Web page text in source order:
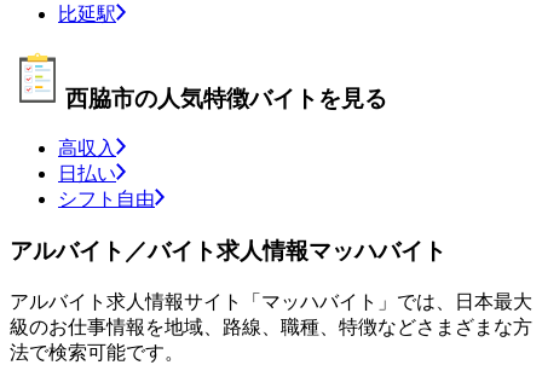
比延駅
西脇市の人気特徴バイトを見る
高収入
日払い
シフト自由
アルバイト／バイト求人情報マッハバイト
アルバイト求人情報サイト「マッハバイト」では、日本最大
級のお仕事情報を地域、路線、職種、特徴などさまざまな方
法で検索可能です。